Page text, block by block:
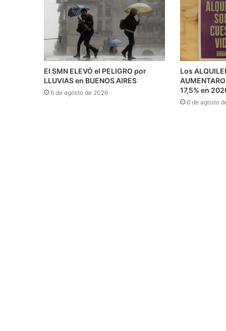
El SMN ELEVÓ el PELIGRO por
LLUVIAS en BUENOS AIRES
6 de agosto de 2026
Los
17,5% en
6 de agosto